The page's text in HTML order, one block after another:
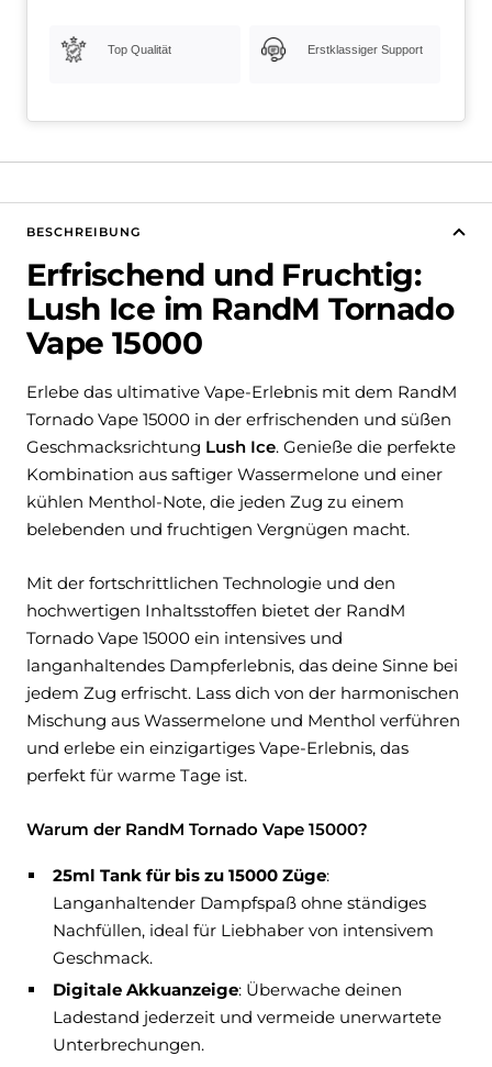
Top Qualität Erstklassiger Support
BESCHREIBUNG
Erfrischend und Fruchtig:
Lush Ice im RandM Tornado
Vape 15000
Erlebe das ultimative Vape-Erlebnis mit dem RandM
Tornado Vape 15000 in der erfrischenden und süßen
Geschmacksrichtung Lush Ice. Genieße die perfekte
Kombination aus saftiger Wassermelone und einer
kühlen Menthol-Note, die jeden Zug zu einem
belebenden und fruchtigen Vergnügen macht.
Mit der fortschrittlichen Technologie und den
hochwertigen Inhaltsstoffen bietet der RandM
Tornado Vape 15000 ein intensives und
langanhaltendes Dampferlebnis, das deine Sinne bei
jedem Zug erfrischt. Lass dich von der harmonischen
Mischung aus Wassermelone und Menthol verführen
und erlebe ein einzigartiges Vape-Erlebnis, das
perfekt für warme Tage ist.
Warum der RandM Tornado Vape 15000?
25ml Tank für bis zu 15000 Züge:
Langanhaltender Dampfspaß ohne ständiges
Nachfüllen, ideal für Liebhaber von intensivem
Geschmack.
Digitale Akkuanzeige: Überwache deinen
Ladestand jederzeit und vermeide unerwartete
Unterbrechungen.